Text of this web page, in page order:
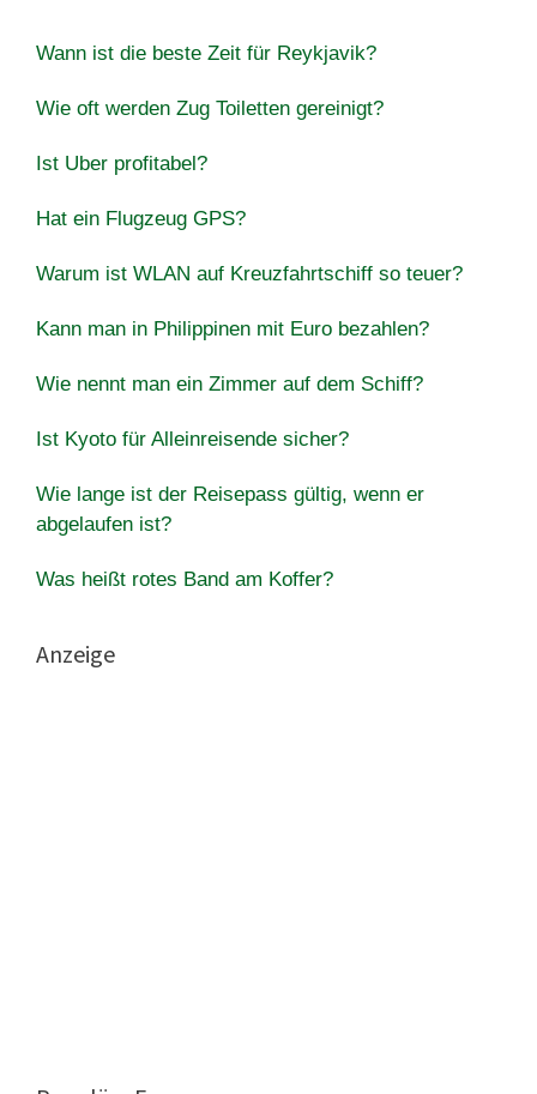
Wann ist die beste Zeit für Reykjavik?
Wie oft werden Zug Toiletten gereinigt?
Ist Uber profitabel?
Hat ein Flugzeug GPS?
Warum ist WLAN auf Kreuzfahrtschiff so teuer?
Kann man in Philippinen mit Euro bezahlen?
Wie nennt man ein Zimmer auf dem Schiff?
Ist Kyoto für Alleinreisende sicher?
Wie lange ist der Reisepass gültig, wenn er
abgelaufen ist?
Was heißt rotes Band am Koffer?
Anzeige